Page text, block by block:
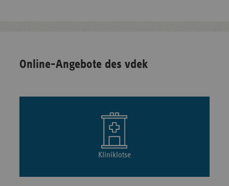
Online-Angebote des vdek
Kliniklotse